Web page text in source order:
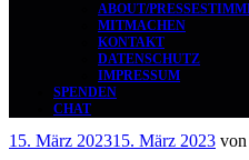
ABOUT/
MITMACHEN
KONTAKT
DATENSCHUTZ
IMPRESSUM
SPENDEN
CHAT
Veröffentlicht
15. März 202315. März 2023 von